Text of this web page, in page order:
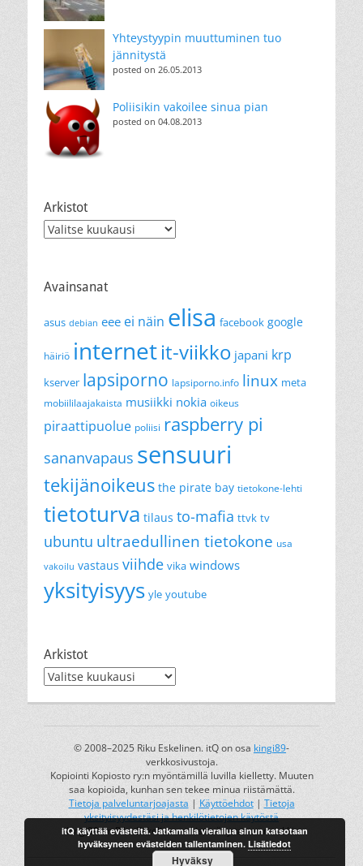
Yhteystyypin muuttuminen tuo
jännitystä
posted on 26.05.2013
Poliisikin vakoilee sinua pian
posted on 04.08.2013
Arkistot
Arkistot
Avainsanat
asus debian eee ei näin elisa facebook google
häiriö internetit-viikko japani krp
kserver lapsiporno lapsiporno.info linux meta
mobiililaajakaista musiikki nokia oikeus
piraattipuolue poliisi raspberry pi
sananvapaus sensuuri
tekijänoikeus the pirate bay tietokone-lehti
tietoturva tilaus to-mafia ttvk tv
ubuntu ultraedullinen tietokone usa
vakoilu vastaus viihde vika windows
yksityisyys yle youtube
Arkistot
Arkistot
© 2008–2025 Riku Eskelinen. itQ on osa kingi89-
verkkosivustoja.
Kopiointi Kopiosto ry:n myöntämillä luvilla kielletty. Muuten
saa kopioida, kunhan sen tekee minua riistämättä.
Tietoja palveluntarjoajasta | Käyttöehdot| Tietoja
yksityisyydestäsi ja henkilötietojen käytöstä
kingi89 on Riku Eskelisen rekisteröity tavaramerkki.
itQ käyttää evästeitä. Jatkamalla vierailua sinun katsotaan
hyväksyneen evästeiden tallentaminen.Lisätiedot
Hyväksy